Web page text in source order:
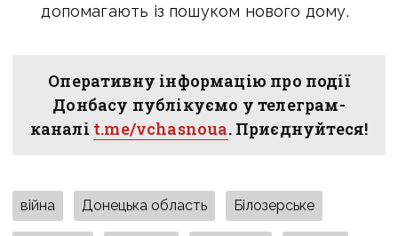
допомагають із пошуком нового дому.
Оперативну інформацію про події
Донбасу публікуємо у телеграм-
каналі t.me/vchasnoua. Приєднуйтеся!
війна Донецька область Білозерське